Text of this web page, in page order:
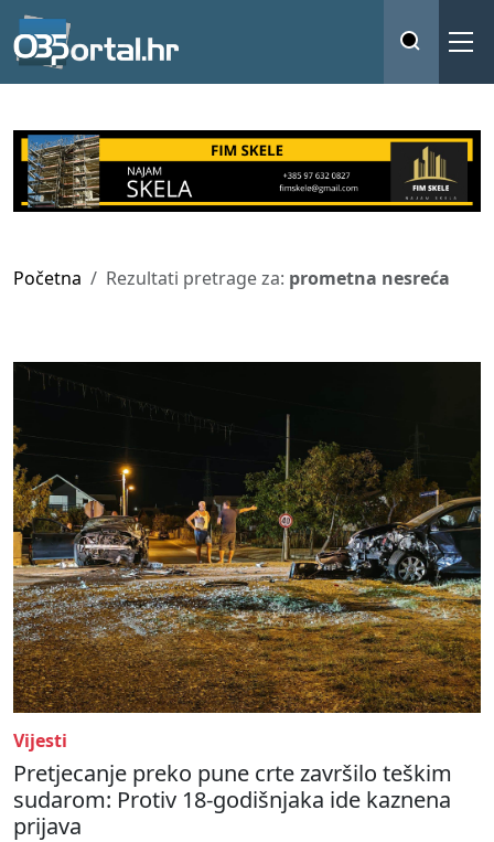
Početna Rezultati pretrage za: prometna nesreća
Vijesti
Pretjecanje preko pune crte završilo teškim
sudarom: Protiv 18-godišnjaka ide kaznena
prijava